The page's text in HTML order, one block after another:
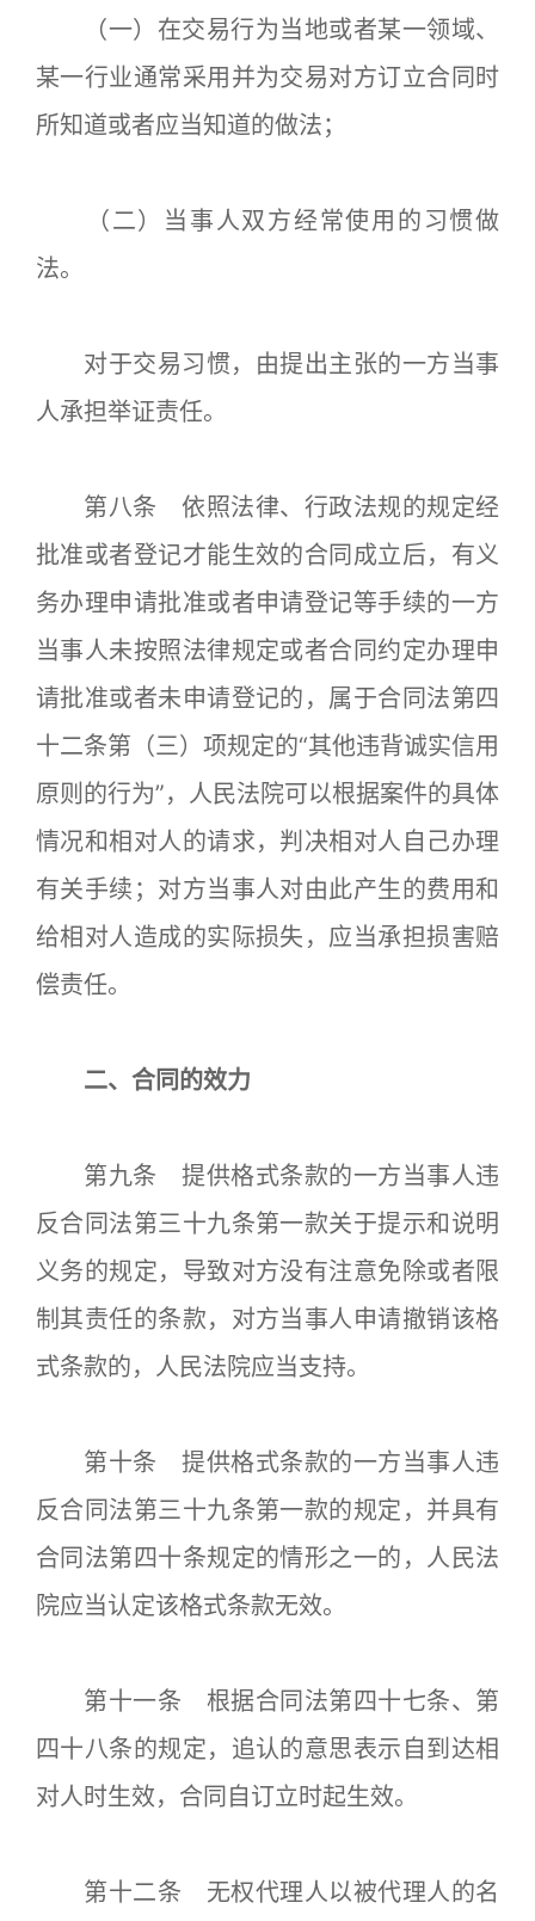
（一）在交易行为当地或者某一领域、
某一行业通常采用并为交易对方订立合同时
所知道或者应当知道的做法；
（二）当事人双方经常使用的习惯做
法。
对于交易习惯，由提出主张的一方当事
人承担举证责任。
第八条 依照法律、行政法规的规定经
批准或者登记才能生效的合同成立后，有义
务办理申请批准或者申请登记等手续的一方
当事人未按照法律规定或者合同约定办理申
请批准或者未申请登记的，属于合同法第四
十二条第（三）项规定的“其他违背诚实信用
原则的行为”，人民法院可以根据案件的具体
情况和相对人的请求，判决相对人自己办理
有关手续；对方当事人对由此产生的费用和
给相对人造成的实际损失，应当承担损害赔
偿责任。
二、合同的效力
第九条 提供格式条款的一方当事人违
反合同法第三十九条第一款关于提示和说明
义务的规定，导致对方没有注意免除或者限
制其责任的条款，对方当事人申请撤销该格
式条款的，人民法院应当支持。
第十条 提供格式条款的一方当事人违
反合同法第三十九条第一款的规定，并具有
合同法第四十条规定的情形之一的，人民法
院应当认定该格式条款无效。
第十一条 根据合同法第四十七条、第
四十八条的规定，追认的意思表示自到达相
对人时生效，合同自订立时起生效。
第十二条 无权代理人以被代理人的名